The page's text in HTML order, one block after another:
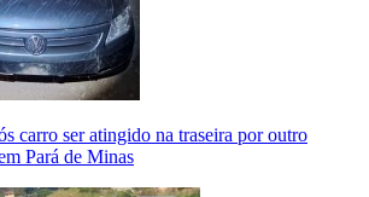
carro ser atingido na traseira por outro
Pará de Minas